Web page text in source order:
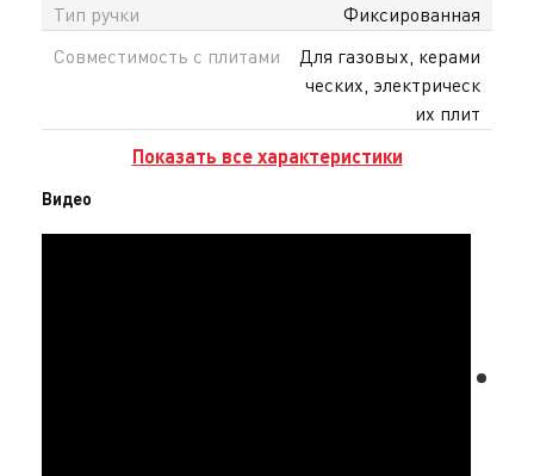
Тип ручки
Фиксированная
Совместимость с плитами
Для газовых, керами
ческих, электрическ
их плит
Показать все характеристики
Видео